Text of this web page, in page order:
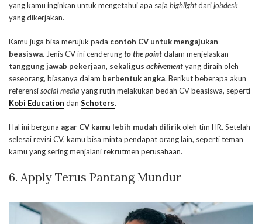
yang kamu inginkan untuk mengetahui apa saja highlightdarijobdesk
yang dikerjakan.
Kamu juga bisa merujuk pada contoh CV untuk mengajukan
beasiswa. Jenis CV ini cenderungto the pointdalam menjelaskan
tanggung jawab pekerjaan, sekaligus achivementyang diraih oleh
seseorang, biasanya dalam berbentuk angka. Berikut beberapa akun
referensisocial media yang rutin melakukan bedah CV beasiswa, seperti
Kobi Education dan Schoters.
Hal ini berguna agar CV kamu lebih mudah dilirikoleh tim HR. Setelah
selesai revisi CV, kamu bisa minta pendapat orang lain, seperti teman
kamu yang sering menjalani rekrutmen perusahaan.
6. Apply Terus Pantang Mundur